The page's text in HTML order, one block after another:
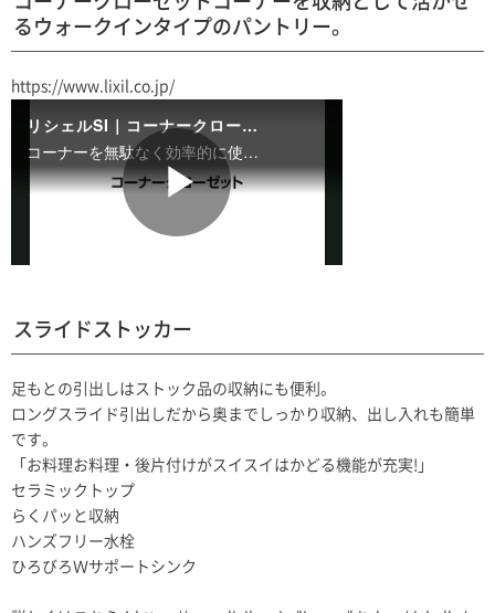
るウォークインタイプのパントリー。
https://www.lixil.co.jp/
スライドストッカー
足もとの引出しはストック品の収納にも便利。
ロングスライド引出しだから奥までしっかり収納、出し入れも簡単
です。
「お料理お料理・後片付けがスイスイはかどる機能が充実!」
セラミックトップ
らくパッと収納
ハンズフリー水栓
ひろびろＷサポートシンク